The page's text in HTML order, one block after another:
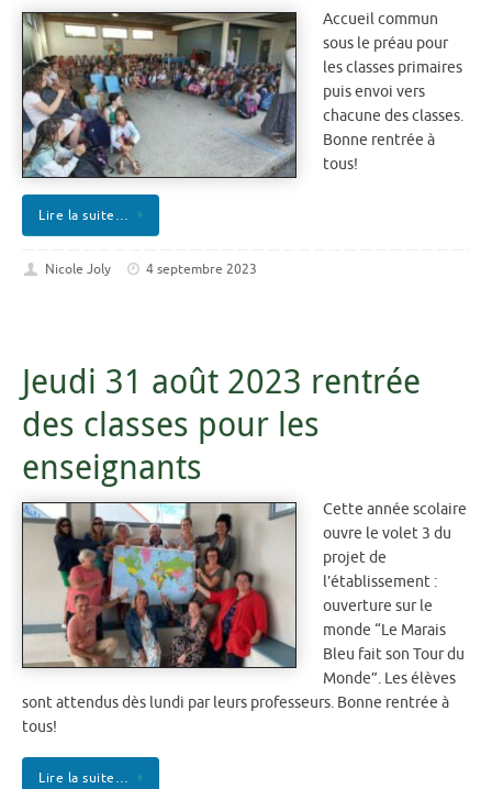
Accueil commun
sous le préau pour
les classes primaires
puis envoi vers
chacune des classes.
Bonne rentrée à
tous!
Lire la suite…
Nicole Joly 4 septembre 2023
Jeudi 31 août 2023 rentrée
des classes pour les
enseignants
Cette année scolaire
ouvre le volet 3 du
projet de
l’établissement :
ouverture sur le
monde “Le Marais
Bleu fait son Tour du
Monde”. Les élèves
sont attendus dès lundi par leurs professeurs. Bonne rentrée à
tous!
Lire la suite…